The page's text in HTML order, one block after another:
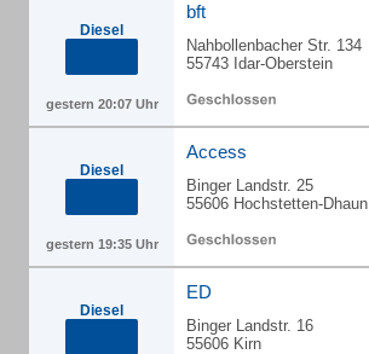
Diesel
gestern 20:07 Uhr
bft
Nahbollenbacher Str. 134
55743 Idar-Oberstein
Diesel
gestern 19:35 Uhr
Access
Binger Landstr. 25
55606 Hochstetten-Dhaun
Diesel
ED
Binger Landstr. 16
55606 Kirn